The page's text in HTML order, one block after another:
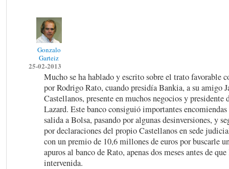
Gonzalo
Garteiz
25-02-2013
Mucho se ha hablado y escrito sobre el trato favorable
por Rodrigo Rato, cuando presidía Bankia, a su amigo
Castellanos, presente en muchos negocios y presidente
Lazard. Este banco consiguió importantes
salida a Bolsa, pasando por algunas desinversiones, y
por declaraciones del propio Castellanos en sede
con un premio de 10,6 millones de euros por buscarle
apuros al banco de Rato, apenas dos meses antes de
intervenida.